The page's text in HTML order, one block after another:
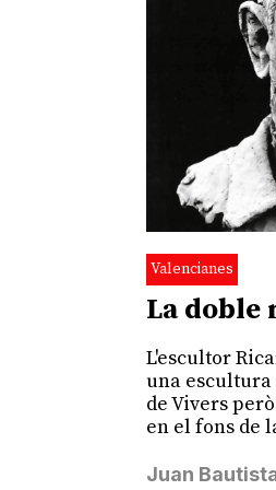
Valencianes
La doble
L'escultor
una escultura
de Vivers
en el fons de
Juan